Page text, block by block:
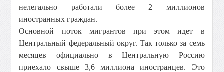
нелегально работали более 2 миллионов
иностранных граждан.
Основной поток мигрантов при этом идет в
Центральный федеральный округ. Так только за семь
месяцев официально в Центральную Россию
приехало свыше 3,6 миллиона иностранцев. Это